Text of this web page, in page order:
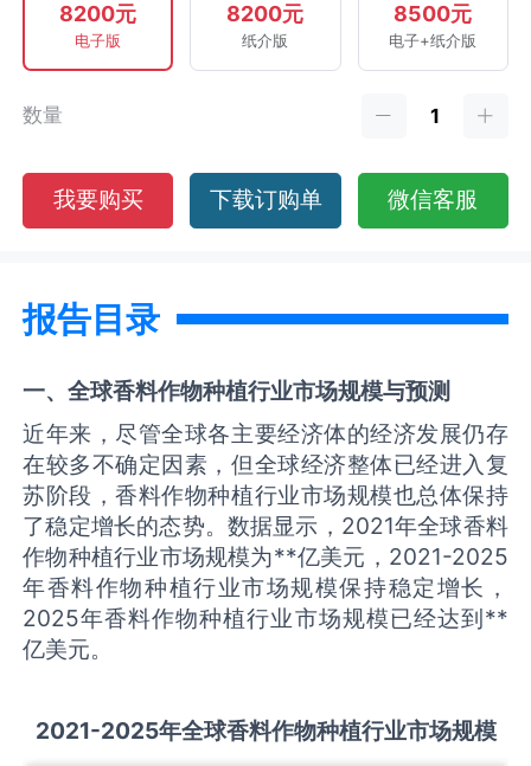
8200元
电子版
8200元
纸介版
8500元
电子+纸介版
数量
我要购买 下载订购单 微信客服
报告目录
一、全球香料作物种植行业市场规模与预测
近年来，尽管全球各主要经济体的经济发展仍存
在较多不确定因素，但全球经济整体已经进入复
苏阶段，香料作物种植行业市场规模也总体保持
了稳定增长的态势。数据显示，2021年全球香料
作物种植行业市场规模为**亿美元，2021-2025
年香料作物种植行业市场规模保持稳定增长，
2025年香料作物种植行业市场规模已经达到**
亿美元。
2021-2025年全球香料作物种植行业市场规模